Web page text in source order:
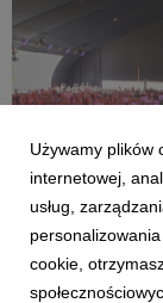
538 KB
Używamy plików
internetowej,
usług,
cookie,